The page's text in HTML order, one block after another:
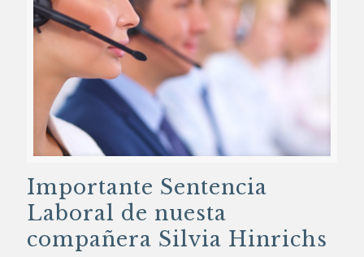
Importante Sentencia
Laboral de nuesta
compañera Silvia Hinrichs